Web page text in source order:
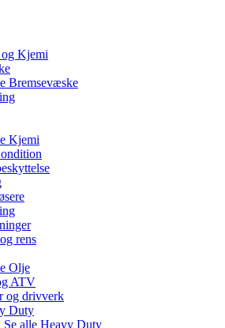
Kjemi
Bremsevæske
Kjemi
rens
Olje
ATV
og drivverk
Duty
Se alle Heavy Duty